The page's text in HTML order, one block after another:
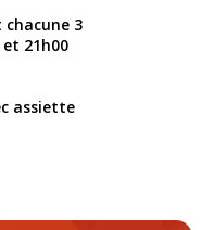
3
21h00
assiette